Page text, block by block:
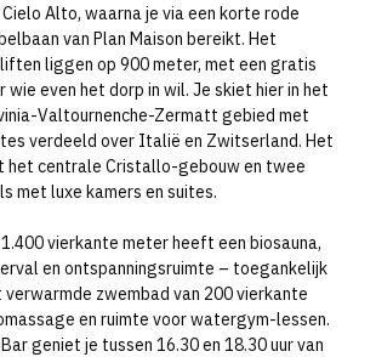
Alto, waarna je via een korte rode
van Plan Maison bereikt. Het
liggen op 900 meter, met een gratis
wie even het dorp in wil. Je skiet hier in het
Valtournenche-Zermatt gebied met
verdeeld over Italië en Zwitserland. Het
centrale Cristallo-gebouw en twee
met luxe kamers en suites.
1.400 vierkante meter heeft een biosauna,
en ontspanningsruimte – toegankelijk
verwarmde zwembad van 200 vierkante
en ruimte voor watergym-lessen.
geniet je tussen 16.30 en 18.30 uur van